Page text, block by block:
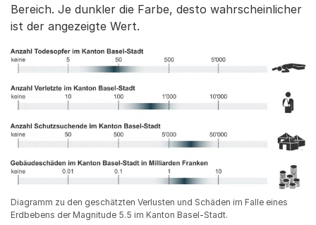
Bereich. Je dunkler die Farbe, desto wahrscheinlicher
ist der angezeigte Wert.
Diagramm zu den geschätzten Verlusten und Schäden im Falle eines
Erdbebens der Magnitude 5.5 im Kanton Basel-Stadt.